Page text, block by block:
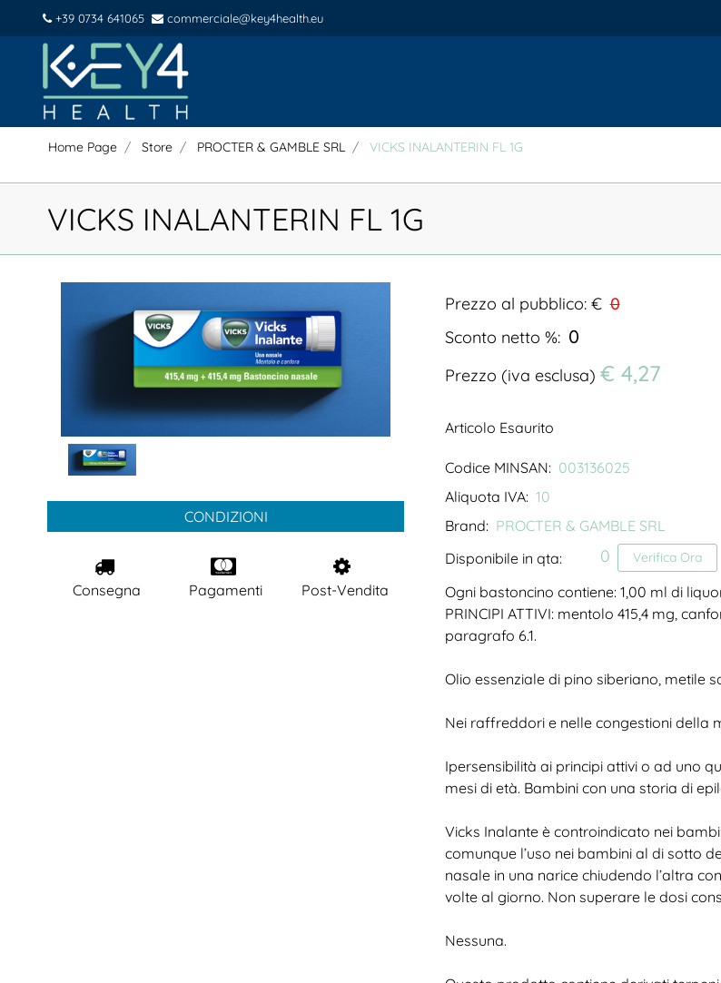
+39 0734 641065 commerciale@key4health.eu
Home Page Store PROCTER & GAMBLE SRL VICKS INALANTERIN FL 1G
VICKS INALANTERIN FL 1G
CONDIZIONI
Consegna Pagamenti Post-Vendita
Prezzo al pubblico: € 0
Sconto netto %: 0
Prezzo (iva esclusa) € 4,27
Articolo Esaurito
Codice MINSAN: 003136025
Aliquota IVA: 10
Brand: PROCTER & GAMBLE SRL
Disponibile in qta:
Verifica Ora
0
Ogni bastoncino contiene: 1,00 ml di
PRINCIPI ATTIVI: mentolo 415,4 mg,
paragrafo 6.1.
Olio essenziale di pino siberiano, metile
Nei raffreddori e nelle congestioni della
Ipersensibilità ai principi attivi o ad uno
mesi di età. Bambini con una storia di
Vicks Inalante è controindicato nei
comunque l’uso nei bambini al di sotto
nasale in una narice chiudendo l’altra
volte al giorno. Non superare le dosi
Nessuna.